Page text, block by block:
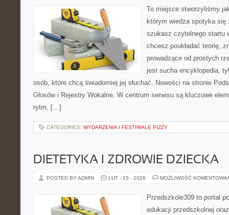
To miejsce stworzyliśmy
którym wiedza spotyka
szukasz czytelnego startu
chcesz poukładać teorię,
prowadzące od prostych
jest sucha encyklopedia,
osób, które chcą świadomiej jej słuchać. Nowości na stronie
Głosów i Rejestry Wokalne. W centrum serwisu są kluczowe
rytm, […]
CATEGORIES: WYDARZENIA I FESTIWALE PIZZY
DIETETYKA I ZDROWIE DZIECKA
POSTED BY ADMIN LUT - 15 - 2026 MOŻLIWOŚĆ
Przedszkole309 to portal
edukacji przedszkolnej